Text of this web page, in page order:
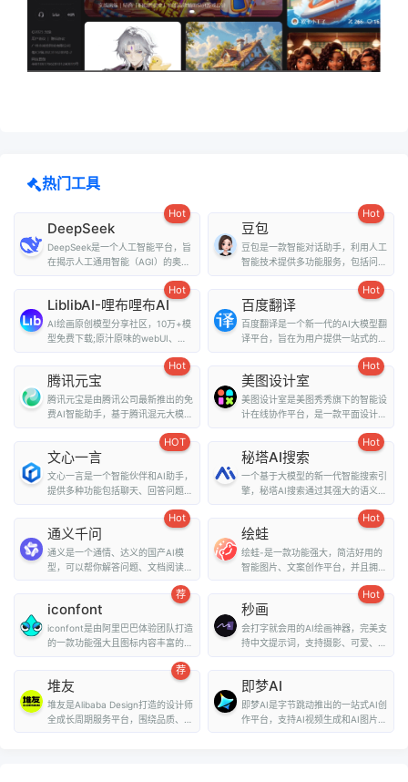
热门工具
Hot
DeepSeek
DeepSeek是一个人工智能平台，旨
在揭示人工通用智能（AGI）的奥
Hot
豆包
豆包是一款智能对话助手，利用人工
智能技术提供多功能服务，包括问
Hot
LiblibAI-哩布哩布AI
AI绘画原创模型分享社区，10万+模
型免费下载;原汁原味的webUI、
Hot
百度翻译
百度翻译是一个新一代的AI大模型翻
译平台，旨在为用户提供一站式的翻
Hot
腾讯元宝
腾讯元宝是由腾讯公司最新推出的免
费AI智能助手，基于腾讯混元大模型
Hot
美图设计室
美图设计室是美图秀秀旗下的智能设
计在线协作平台，是一款平面设计工
HOT
文心一言
文心一言是一个智能伙伴和AI助手，
提供多种功能包括聊天、回答问题、
Hot
秘塔AI搜索
一个基于大模型的新一代智能搜索引
擎，秘塔AI搜索通过其强大的语义理
Hot
通义千问
通义是一个通情、达义的国产AI模
型，可以帮你解答问题、文档阅读、
Hot
绘蛙
绘蛙-是一款功能强大，简洁好用的
智能图片、文案创作平台，并且拥有
荐
iconfont
iconfont是由阿里巴巴体验团队打造
的一款功能强大且图标内容丰富的矢
Hot
秒画
会打字就会用的AI绘画神器，完美支
持中文提示词，支持摄影、可爱、精
荐
堆友
堆友是Alibaba Design打造的设计师
全成长周期服务平台，围绕品质、效
即梦AI
即梦AI是字节跳动推出的一站式AI创
作平台，支持AI视频生成和AI图片生